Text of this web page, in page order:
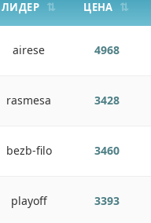
ЛИДЕР ЦЕНА
airese 4968
rasmesa 3428
bezb-filo 3460
playoff 3393